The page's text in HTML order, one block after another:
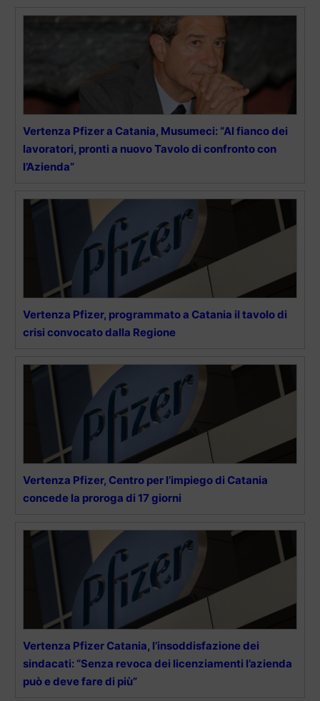
Vertenza Pfizer a Catania, Musumeci: “Al fianco dei
lavoratori, pronti a nuovo Tavolo di confronto con
l’Azienda”
Vertenza Pfizer, programmato a Catania il tavolo di
crisi convocato dalla Regione
Vertenza Pfizer, Centro per l’impiego di Catania
concede la proroga di 17 giorni
Vertenza Pfizer Catania, l’insoddisfazione dei
sindacati: “Senza revoca dei licenziamenti l’azienda
può e deve fare di più”